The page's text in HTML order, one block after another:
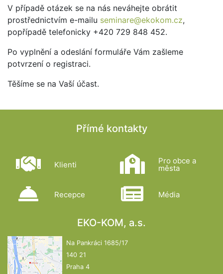
V případě otázek se na nás neváhejte obrátit
prostřednictvím e-mailu seminare@ekokom.cz,
popřípadě telefonicky +420 729 848 452.
Po vyplnění a odeslání formuláře Vám zašleme
potvrzení o registraci.
Těšíme se na Vaší účast.
Přímé kontakty
Klienti Pro obce a
města
Recepce Média
EKO-KOM, a.s.
Na Pankráci 1685/17
140 21
Praha 4